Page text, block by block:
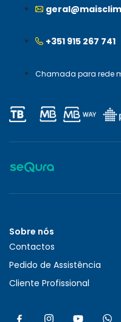
+351 915 267 741
Chamada para rede
Sobre nós
Contactos
Pedido de Assistência
Cliente Profissional